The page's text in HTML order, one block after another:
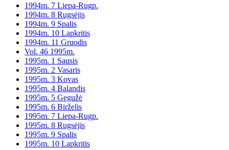
1994m. 7 Liepa-Rugp.
1994m. 8 Rugsėjis
1994m. 9 Spalis
1994m. 10 Lapkritis
1994m. 11 Gruodis
Vol. 46 1995m.
1995m. 1 Sausis
1995m. 2 Vasaris
1995m. 3 Kovas
1995m. 4 Balandis
1995m. 5 Gegužė
1995m. 6 Birželis
1995m. 7 Liepa-Rugp.
1995m. 8 Rugsėjis
1995m. 9 Spalis
1995m. 10 Lapkritis